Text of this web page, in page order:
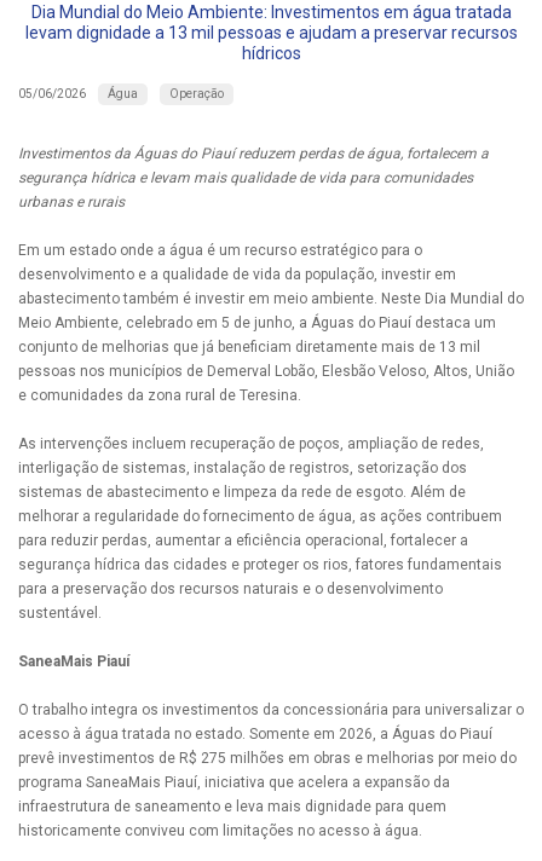
Dia Mundial do Meio Ambiente: Investimentos em água tratada
levam dignidade a 13 mil pessoas e ajudam a preservar recursos
hídricos
05/06/2026 Água Operação
Investimentos da Águas do Piauí reduzem perdas de água, fortalecem a
segurança hídrica e levam mais qualidade de vida para comunidades
urbanas e rurais
Em um estado onde a água é um recurso estratégico para o
desenvolvimento e a qualidade de vida da população, investir em
abastecimento também é investir em meio ambiente. Neste Dia Mundial do
Meio Ambiente, celebrado em 5 de junho, a Águas do Piauí destaca um
conjunto de melhorias que já beneficiam diretamente mais de 13 mil
pessoas nos municípios de Demerval Lobão, Elesbão Veloso, Altos, União
e comunidades da zona rural de Teresina.
As intervenções incluem recuperação de poços, ampliação de redes,
interligação de sistemas, instalação de registros, setorização dos
sistemas de abastecimento e limpeza da rede de esgoto. Além de
melhorar a regularidade do fornecimento de água, as ações contribuem
para reduzir perdas, aumentar a eficiência operacional, fortalecer a
segurança hídrica das cidades e proteger os rios, fatores fundamentais
para a preservação dos recursos naturais e o desenvolvimento
sustentável.
SaneaMais Piauí
O trabalho integra os investimentos da concessionária para universalizar o
acesso à água tratada no estado. Somente em 2026, a Águas do Piauí
prevê investimentos de R$ 275 milhões em obras e melhorias por meio do
programa SaneaMais Piauí, iniciativa que acelera a expansão da
infraestrutura de saneamento e leva mais dignidade para quem
historicamente conviveu com limitações no acesso à água.